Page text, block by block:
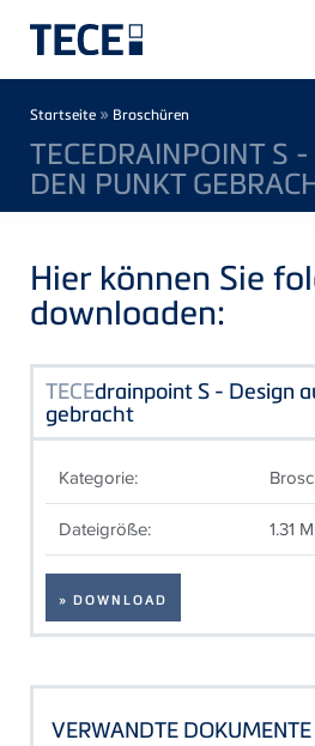
Breadcrumb
Startseite » Broschüren
TECEDRAINPOINT S
DEN PUNKT
Hier können Sie
downloaden:
TECEdrainpoint S - Design
gebracht
Kategorie:
Dateigröße: 1.31
» DOWNLOAD
VERWANDTE DOKUMENTE